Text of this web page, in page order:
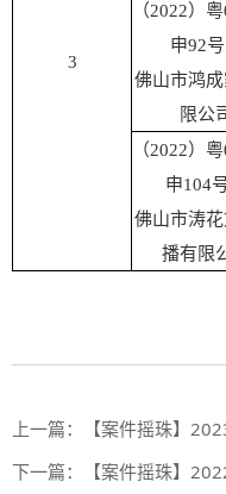
3
（2022）
申92
佛山市鸿
限公
（2022）
申104
佛山市涛
播有限
上一篇：
【案件摇珠】2023
下一篇：
【案件摇珠】2022年